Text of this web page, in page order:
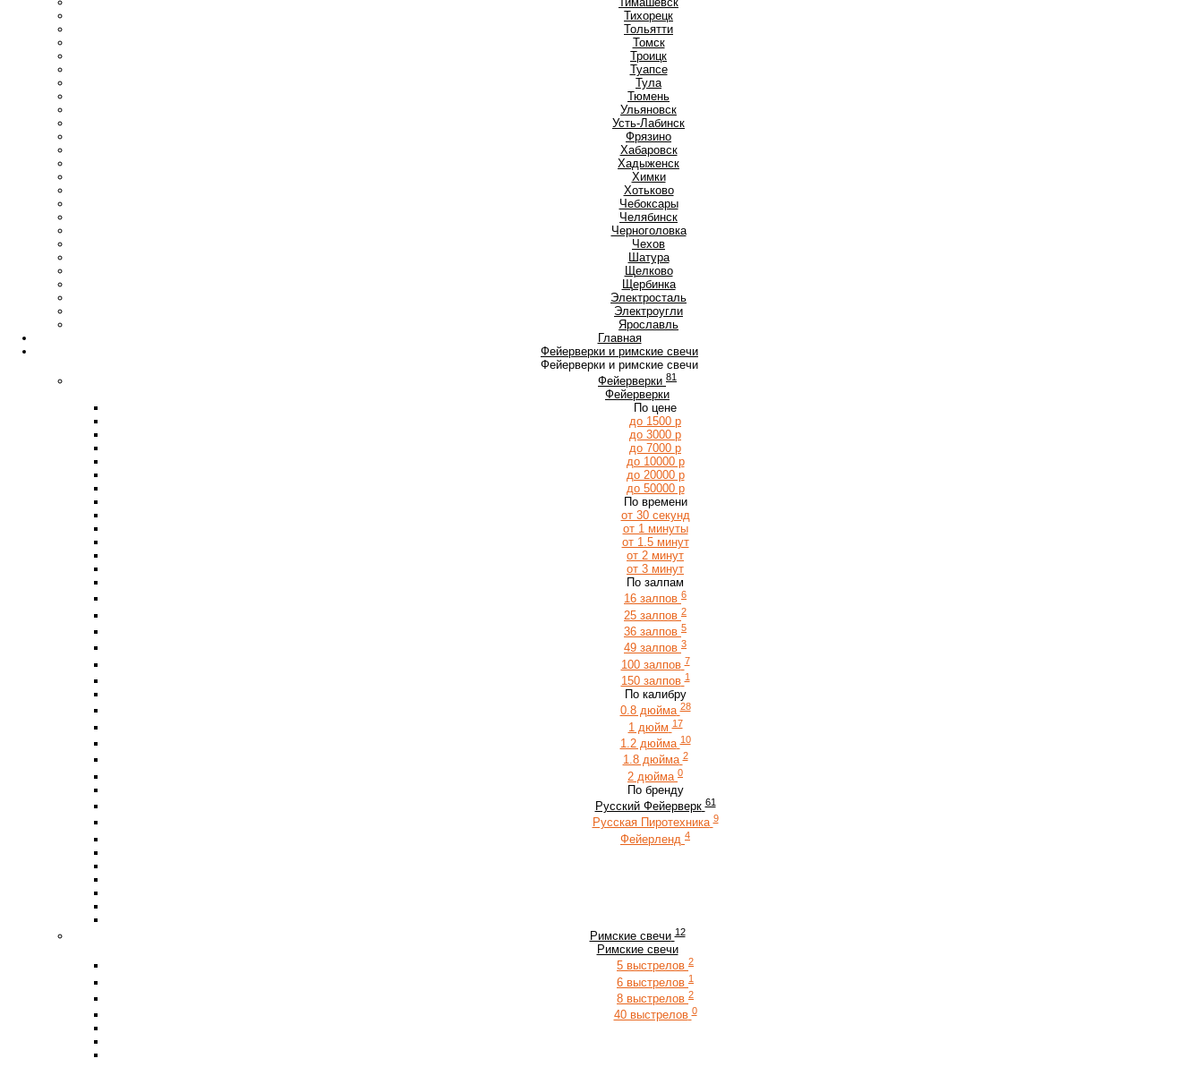
Тихорецк
Тольятти
Томск
Троицк
Туапсе
Тула
Тюмень
Ульяновск
Усть-Лабинск
Фрязино
Хабаровск
Хадыженск
Химки
Хотьково
Чебоксары
Челябинск
Черноголовка
Чехов
Шатура
Щелково
Щербинка
Электросталь
Электроугли
Ярославль
Главная
Фейерверки и римские свечи
Фейерверки и римские свечи
Фейерверки 81
Фейерверки
По цене
до 1500 р
до 3000 р
до 7000 р
до 10000 р
до 20000 р
до 50000 р
По времени
от 30 секунд
от 1 минуты
от 1.5 минут
от 2 минут
от 3 минут
По залпам
16 залпов 6
25 залпов 2
36 залпов 5
49 залпов 3
100 залпов 7
150 залпов 1
По калибру
0.8 дюйма 28
1 дюйм 17
1.2 дюйма 10
1.8 дюйма 2
2 дюйма 0
По бренду
Русский Фейерверк 61
Русская Пиротехника 9
Фейерленд 4
Римские свечи 12
Римские свечи
5 выстрелов 2
6 выстрелов 1
8 выстрелов 2
40 выстрелов 0